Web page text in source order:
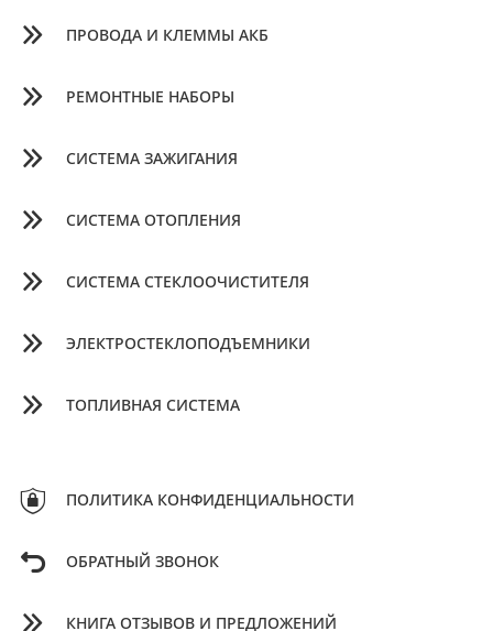
ПРОВОДА И КЛЕММЫ АКБ
РЕМОНТНЫЕ НАБОРЫ
СИСТЕМА ЗАЖИГАНИЯ
СИСТЕМА ОТОПЛЕНИЯ
СИСТЕМА СТЕКЛООЧИСТИТЕЛЯ
ЭЛЕКТРОСТЕКЛОПОДЪЕМНИКИ
ТОПЛИВНАЯ СИСТЕМА
ПОЛИТИКА КОНФИДЕНЦИАЛЬНОСТИ
ОБРАТНЫЙ ЗВОНОК
КНИГА ОТЗЫВОВ И ПРЕДЛОЖЕНИЙ